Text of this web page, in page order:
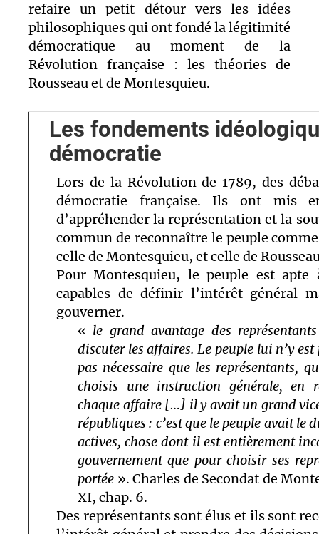
refaire un petit détour vers les idées
philosophiques qui ont fondé la légitimité
démocratique au moment de la
Révolution française : les théories de
Rousseau et de Montesquieu.
Les fondements
démocratie
Lors de la Révolution de 1789, des
démocratie française. Ils ont mis
d’appréhender la représentation et la
commun de reconnaître le peuple
celle de Montesquieu, et celle de
Pour Montesquieu, le peuple est apte
capables de définir l’intérêt général
gouverner.
« le grand avantage des
discuter les affaires. Le peuple lui n’y
pas nécessaire que les représentants,
choisis une instruction générale, en
chaque affaire […] il y avait un grand
républiques : c’est que le peuple avait le
actives, chose dont il est entièrement
gouvernement que pour choisir ses
portée ». Charles de Secondat de
XI, chap. 6.
Des représentants sont élus et ils sont